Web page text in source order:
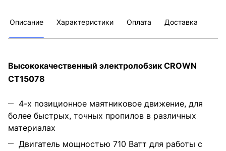
Описание Характеристики Оплата Доставка
Высококачественный электролобзик CROWN
CT15078
4-х позиционное маятниковое движение, для
более быстрых, точных пропилов в различных
материалах
Двигатель мощностью 710 Ватт для работы с